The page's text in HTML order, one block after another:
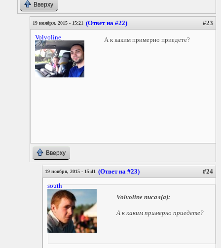
Вверху
19 ноября, 2015 - 15:21 (Ответ на #22) #23
Volvoline А к каким примерно приедете?
Вверху
19 ноября, 2015 - 15:41 (Ответ на #23) #24
south
Volvoline писал(а):
А к каким примерно приедете?